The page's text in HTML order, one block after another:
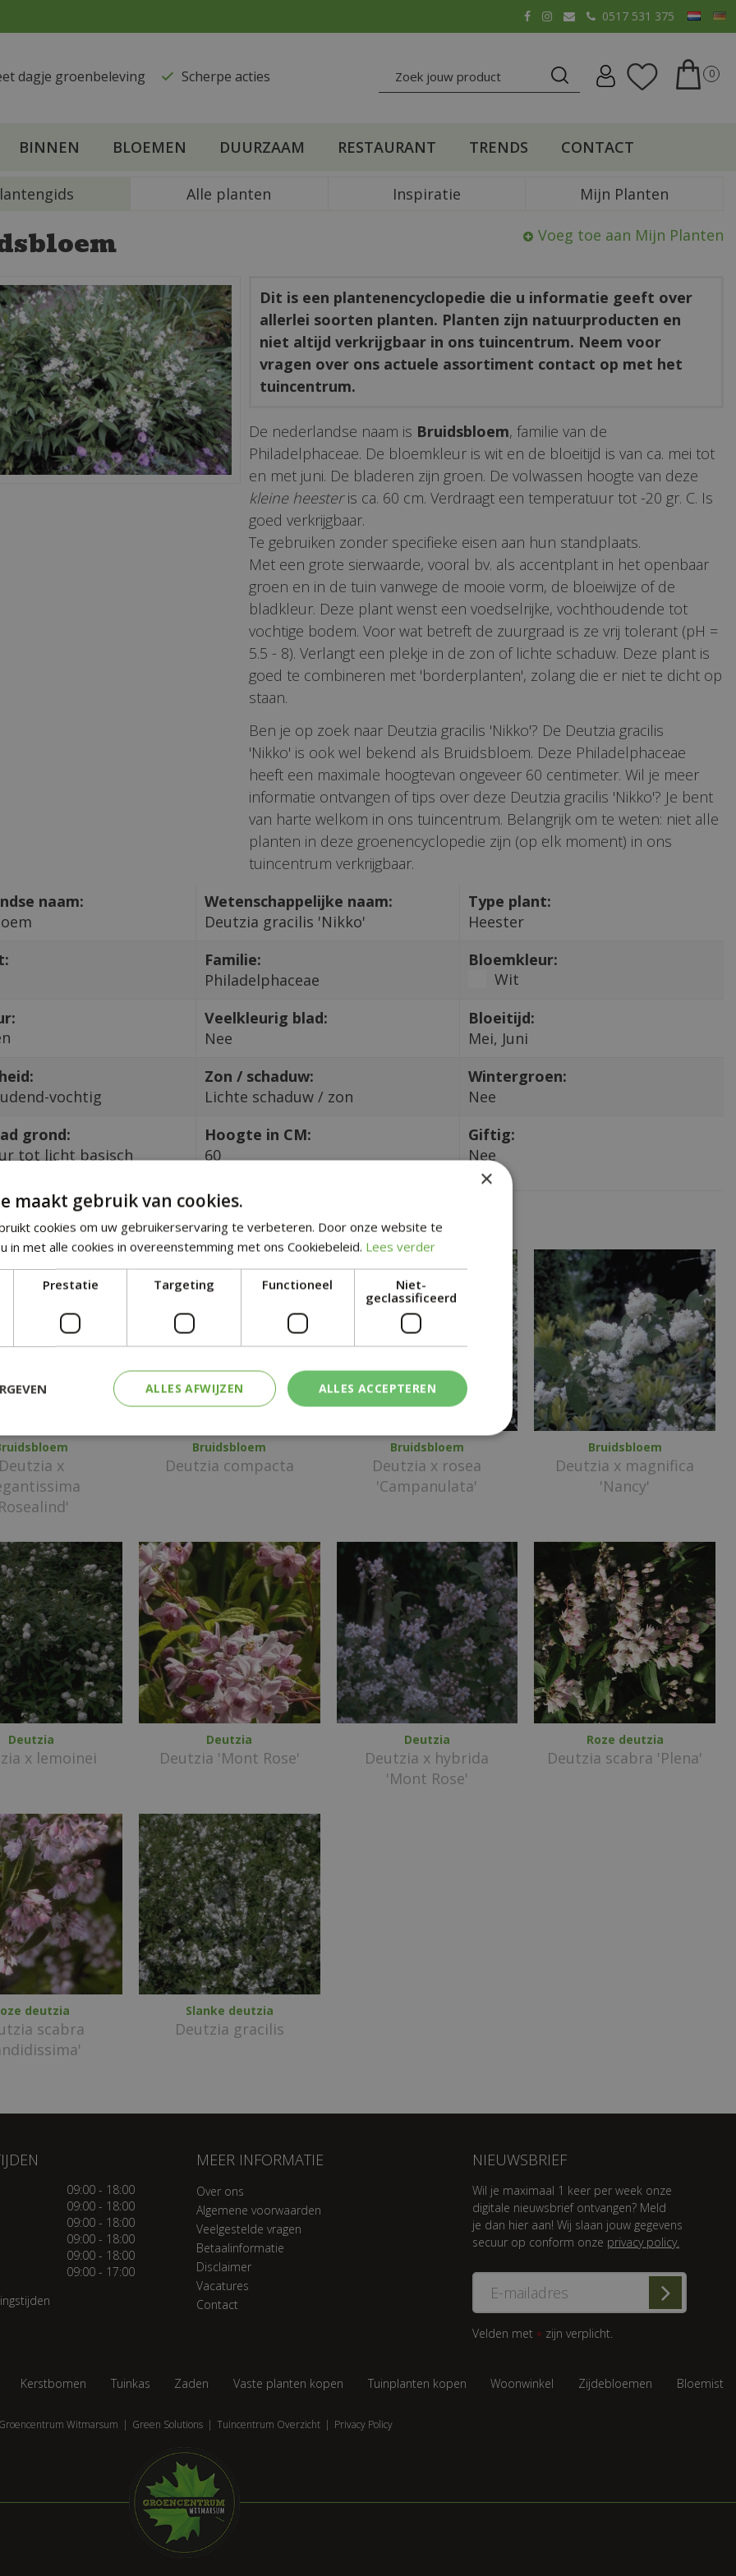
0517 531 375
dagje groenbeleving ​Scherpe acties
BINNEN BLOEMEN DUURZAAM RESTAURANT TRENDS CONTACT
Alle planten Inspiratie Mijn Planten
Voeg toe aan Mijn Planten
Dit is een plantenencyclopedie die u informatie geeft over
allerlei soorten planten. Planten zijn natuurproducten en
niet altijd verkrijgbaar in ons tuincentrum. Neem voor
vragen over ons actuele assortiment contact op met het
tuincentrum.
De nederlandse naam is Bruidsbloem, familie van de
Philadelphaceae. De bloemkleur is wit en de bloeitijd is van ca. mei tot
en met juni. De bladeren zijn groen. De volwassen hoogte van deze
kleine heesteris ca. 60 cm. Verdraagt een temperatuur tot -20 gr. C. Is
goed verkrijgbaar.
Te gebruiken zonder specifieke eisen aan hun standplaats.
Met een grote sierwaarde, vooral bv. als accentplant in het openbaar
groen en in de tuin vanwege de mooie vorm, de bloeiwijze of de
bladkleur. Deze plant wenst een voedselrijke, vochthoudende tot
vochtige bodem. Voor wat betreft de zuurgraad is ze vrij tolerant (pH =
5.5 - 8). Verlangt een plekje in de zon of lichte schaduw. Deze plant is
goed te combineren met 'borderplanten', zolang die er niet te dicht op
staan.
Ben je op zoek naar Deutzia gracilis 'Nikko'? De Deutzia gracilis
'Nikko' is ook wel bekend als Bruidsbloem. Deze Philadelphaceae
heeft een maximale hoogtevan ongeveer 60 centimeter. Wil je meer
informatie ontvangen of tips over deze Deutzia gracilis 'Nikko'? Je bent
van harte welkom in ons tuincentrum. Belangrijk om te weten: niet alle
planten in deze groenencyclopedie zijn (op elk moment) in ons
tuincentrum verkrijgbaar.
naam:
Wetenschappelijke naam:
Deutzia gracilis 'Nikko'
Type plant:
Heester
Familie:
Philadelphaceae
Bloemkleur:
Wit
Veelkleurig blad:
Nee
Bloeitijd:
Mei, Juni
vochtig
Zon / schaduw:
Lichte schaduw / zon
Wintergroen:
Nee
grond:
tot licht basisch
Hoogte in CM:
60
Giftig:
Nee
planten
Deutzia x
Bruidsbloem
Deutzia compacta
Bruidsbloem
Deutzia x rosea
'Campanulata'
Bruidsbloem
Deutzia x magnifica
'Nancy'
Deutzia
x lemoinei
Deutzia
Deutzia 'Mont Rose'
Deutzia
Deutzia x hybrida
'Mont Rose'
Roze deutzia
Deutzia scabra 'Plena'
deutzia
scabra
Slanke deutzia
Deutzia gracilis
09:00 - 18:00
09:00 - 18:00
09:00 - 18:00
09:00 - 18:00
09:00 - 18:00
09:00 - 17:00
MEER INFORMATIE
Over ons
Algemene voorwaarden
Veelgestelde vragen
Betaalinformatie
Disclaimer
Vacatures
Contact
NIEUWSBRIEF
Wil je maximaal 1 keer per week onze
digitale nieuwsbrief ontvangen? Meld
je dan hier aan! Wij slaan jouw gegevens
secuur op conform onze privacy policy.
Velden met * zijn verplicht.
Kerstbomen Tuinkas Zaden Vaste planten kopen Tuinplanten kopen Woonwinkel Zijdebloemen Bloemist
Witmarsum Green Solutions Tuincentrum Overzicht Privacy Policy
×
maakt gebruik van cookies.
cookies om uw gebruikerservaring te verbeteren. Door onze website te
in met alle cookies in overeenstemming met ons Cookiebeleid. Lees verder
Prestatie Targeting Functioneel
Niet-
geclassificeerd
ALLES ACCEPTEREN
ALLES AFWIJZEN